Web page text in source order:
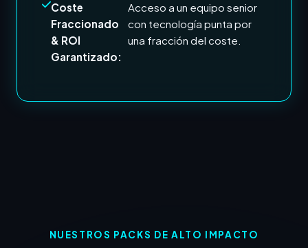
Coste
Fraccionado
& ROI
Garantizado:
Acceso a un equipo senior
con tecnología punta por
una fracción del coste.
NUESTROS PACKS DE ALTO IMPACTO